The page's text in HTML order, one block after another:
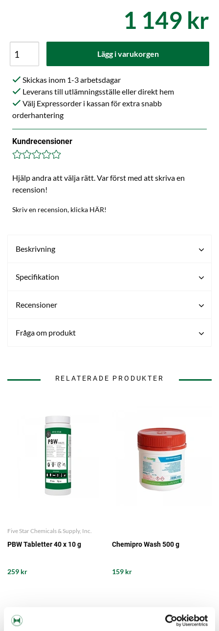
1 149 kr
Lägg i varukorgen
Skickas inom 1-3 arbetsdagar
Leverans till utlämningsställe eller direkt hem
Välj Expressorder i kassan för extra snabb
orderhantering
Kundrecensioner
Hjälp andra att välja rätt. Var först med att skriva en
recension!
Skriv en recension, klicka HÄR!
Beskrivning
Specifikation
Recensioner
Fråga om produkt
RELATERADE PRODUKTER
Five Star Chemicals & Supply, Inc.
PBW Tabletter 40 x 10 g
259 kr
Chemipro Wash 500 g
159 kr